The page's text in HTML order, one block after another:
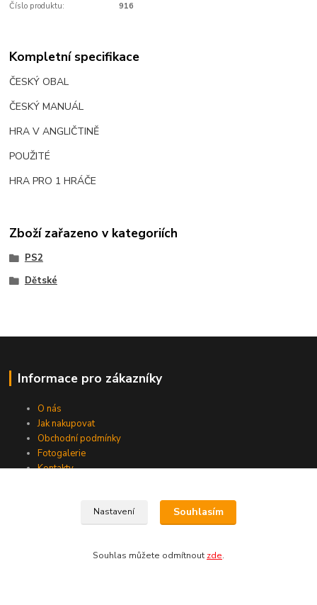
Číslo produktu: 916
Kompletní specifikace
ČESKÝ OBAL
ČESKÝ MANUÁL
HRA V ANGLIČTINĚ
POUŽITÉ
HRA PRO 1 HRÁČE
Zboží zařazeno v kategoriích
PS2
Dětské
Informace pro zákazníky
O nás
Jak nakupovat
Obchodní podmínky
Fotogalerie
Kontakty
Nastavení Souhlasím
Souhlas můžete odmítnout zde.